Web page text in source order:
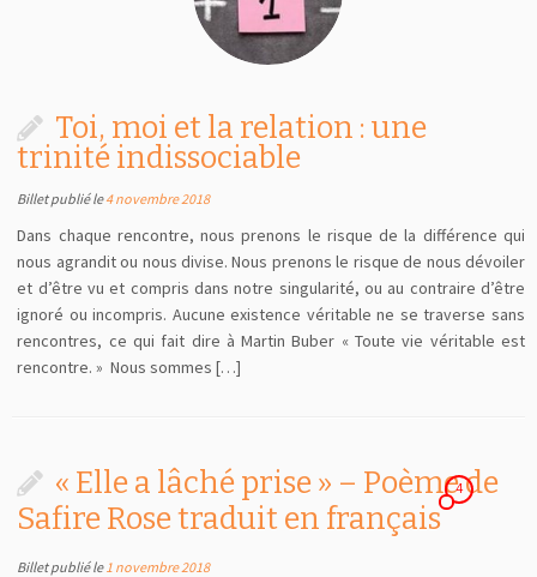
Toi, moi et la relation : une
trinité indissociable
Billet publié le4 novembre 2018
Dans chaque rencontre, nous prenons le risque de la différence qui
nous agrandit ou nous divise. Nous prenons le risque de nous dévoiler
et d’être vu et compris dans notre singularité, ou au contraire d’être
ignoré ou incompris. Aucune existence véritable ne se traverse sans
rencontres, ce qui fait dire à Martin Buber « Toute vie véritable est
rencontre. » Nous sommes […]
« Elle a lâché prise » – Poème de
Safire Rose traduit en français
4
Billet publié le1 novembre 2018